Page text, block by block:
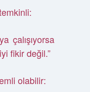
çalışıyorsa
fikir değil.”
olabilir: